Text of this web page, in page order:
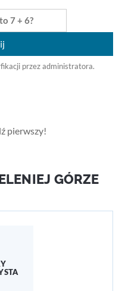
przez administratora.
pierwszy!
GÓRZE